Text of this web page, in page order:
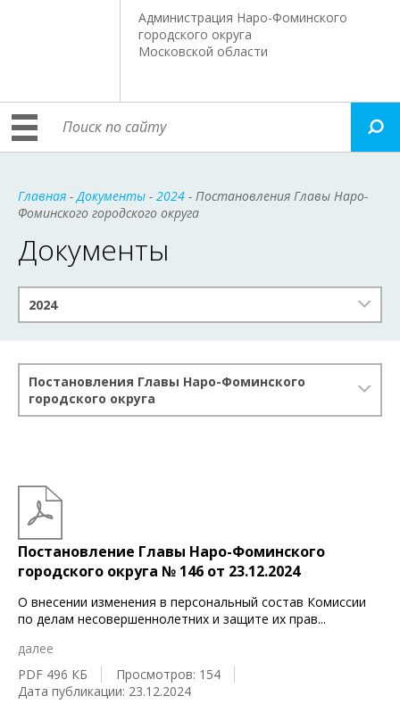
Администрация Наро-Фоминского
городского округа
Московской области
Главная -Документы - 2024 - Постановления Главы Наро-
Фоминского городского округа
Документы
2024
Постановления Главы Наро-Фоминского
городского округа
Постановление Главы Наро-Фоминского
городского округа № 146 от 23.12.2024
О внесении изменения в персональный состав Комиссии
по делам несовершеннолетних и защите их прав...
далее
PDF 496 КБ
Просмотров: 154
Дата публикации: 23.12.2024